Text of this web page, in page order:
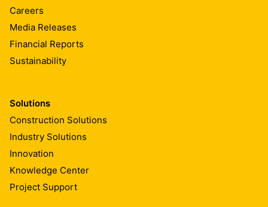
Careers
Media Releases
Financial Reports
Sustainability
Solutions
Construction Solutions
Industry Solutions
Innovation
Knowledge Center
Project Support